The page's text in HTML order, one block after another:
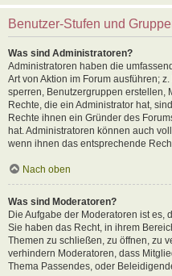
Benutzer-Stufen und
Was sind Administratoren?
Administratoren haben die
Art von Aktion im Forum ausführen;
sperren, Benutzergruppen erstellen,
Rechte, die ein Administrator hat,
Rechte ihnen ein Gründer des
hat. Administratoren können auch
wenn ihnen das entsprechende
Nach oben
Was sind Moderatoren?
Die Aufgabe der Moderatoren ist es,
Sie haben das Recht, in ihrem
Themen zu schließen, zu öffnen, zu
verhindern Moderatoren, dass
Thema Passendes, oder